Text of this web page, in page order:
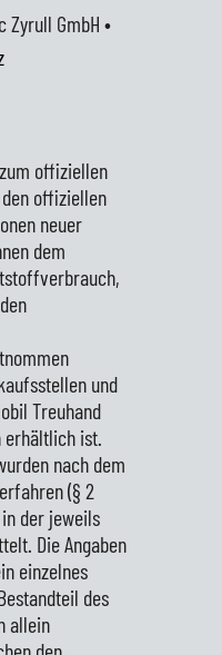
Zyrull GmbH •
offiziellen
offiziellen
neuer
dem
und
Treuhand
erhältlich ist.
nach dem
(§ 2
der jeweils
Die Angaben
einzelnes
des
allein